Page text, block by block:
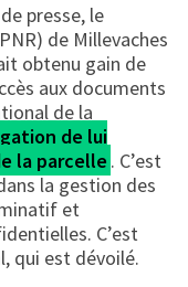
presse, le
de Millevaches
obtenu gain de
aux documents
de la
de lui
la parcelle . C’est
la gestion des
et
C’est
qui est dévoilé.